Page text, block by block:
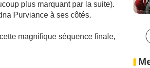
plus marquant par la suite).
Purviance à ses côtés.
magnifique séquence finale,